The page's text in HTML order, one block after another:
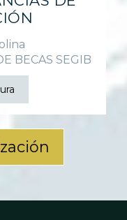
BECAS SEGIB